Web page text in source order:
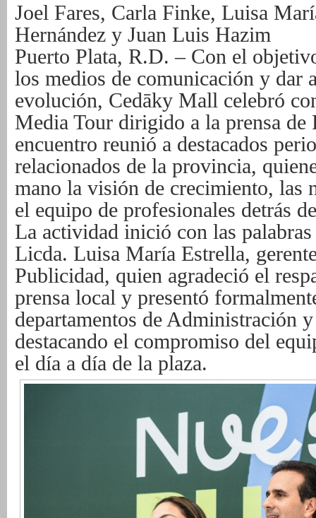
Joel Fares, Carla Finke, Luisa
Hernández y Juan Luis Hazim
Puerto Plata, R.D. – Con el
los medios de comunicación y dar
evolución, Cedāky Mall celebró
Media Tour dirigido a la prensa de
encuentro reunió a destacados
relacionados de la provincia,
mano la visión de crecimiento, las
el equipo de profesionales detrás
La actividad inició con las
Licda. Luisa María Estrella,
Publicidad, quien agradeció el
prensa local y presentó
departamentos de Administración
destacando el compromiso del
el día a día de la plaza.